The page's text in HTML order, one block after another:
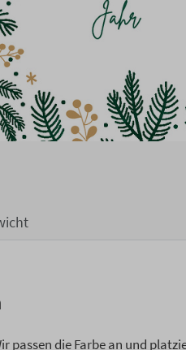
passen die Farbe an und